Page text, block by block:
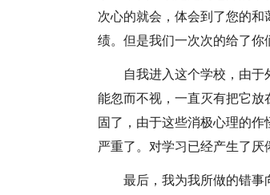
次心的就会，体会到了您的
绩。但是我们一次次的给了你
自我进入这个学校，由
能忽而不视，一直灭有把它
固了，由于这些消极心理的
严重了。对学习已经产生了
最后，我为我所做的错事